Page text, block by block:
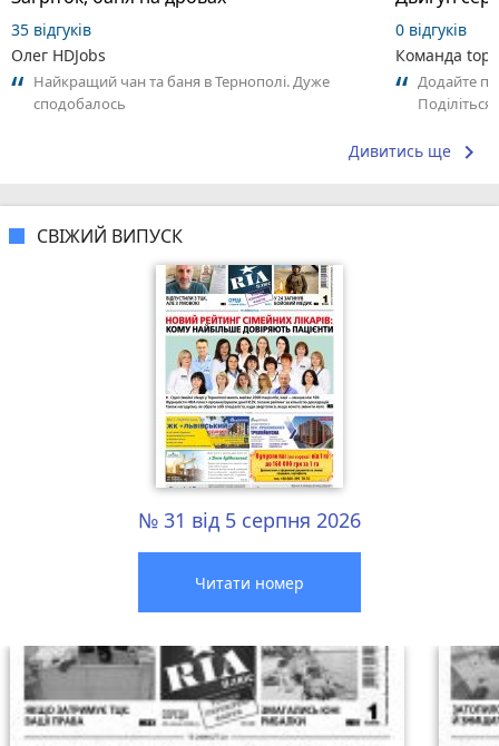
35 відгуків
Олег HDJobs
Найкращий чан та баня в Тернополі. Дуже
сподобалось
0 відгуків
Команда
Додайте
Дивитись ще keyboard_arrow_right
СВІЖИЙ ВИПУСК
№ 31 від 5 серпня 2026
Читати номер